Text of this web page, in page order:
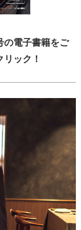
の電子書籍をご
リック！